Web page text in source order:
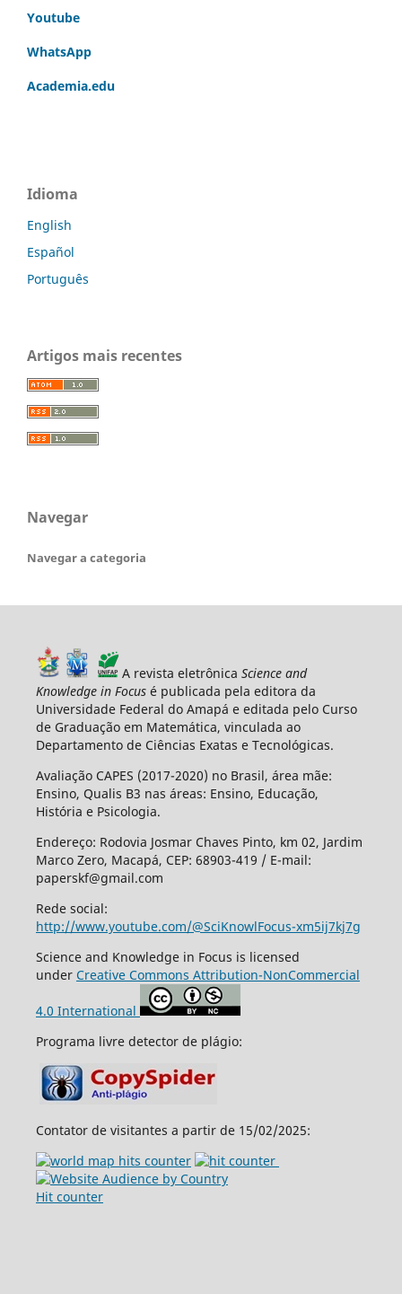
Youtube
WhatsApp
Academia.edu
Idioma
English
Español
Português
Artigos mais recentes
Navegar
Navegar a categoria
A revista eletrônica Science and
Knowledge in Focusé publicada pela editora da
Universidade Federal do Amapá e editada pelo Curso
de Graduação em Matemática, vinculada ao
Departamento de Ciências Exatas e Tecnológicas.
Avaliação CAPES (2017-2020) no Brasil, área mãe:
Ensino, Qualis B3 nas áreas: Ensino, Educação,
História e Psicologia.
Endereço: Rodovia Josmar Chaves Pinto, km 02, Jardim
Marco Zero, Macapá, CEP: 68903-419 / E-mail:
paperskf@gmail.com
Rede social:
http://www.youtube.com/@SciKnowlFocus-xm5ij7kj7g
Science and Knowledge in Focus is licensed
under Creative Commons Attribution-NonCommercial
4.0 International
Programa livre detector de plágio:
Contator de visitantes a partir de 15/02/2025:
Hit counter